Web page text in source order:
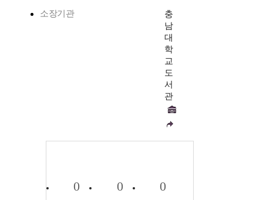
소장기관
충
남
대
학
교
도
서
관
0 0 0